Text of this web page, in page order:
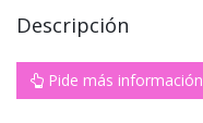
Descripción
Pide más información